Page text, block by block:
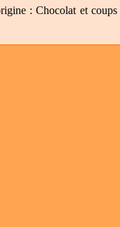
: Chocolat et